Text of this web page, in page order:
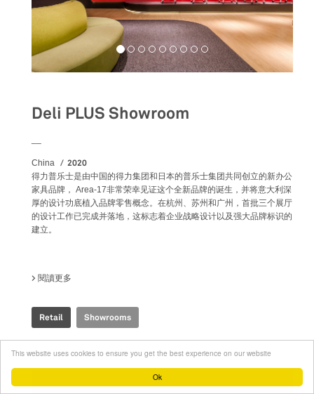
Ok
This website uses cookies to ensure you get the best experience on our website
Deli PLUS Showroom
China 2020
得力普乐士是由中国的得力集团和日本的普乐士集团共同创立的新办公
家具品牌， Area-17非常荣幸见证这个全新品牌的诞生，并将意大利深
厚的设计功底植入品牌零售概念。在杭州、苏州和广州，首批三个展厅
的设计工作已完成并落地，这标志着企业战略设计以及强大品牌标识的
建立。
閱讀更多
Retail Showrooms